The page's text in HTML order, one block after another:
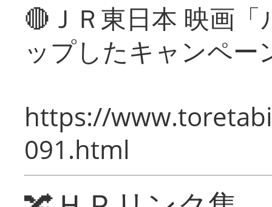
🔴ＪＲ東日本 映画
ップしたキャンペー
https://
091.html